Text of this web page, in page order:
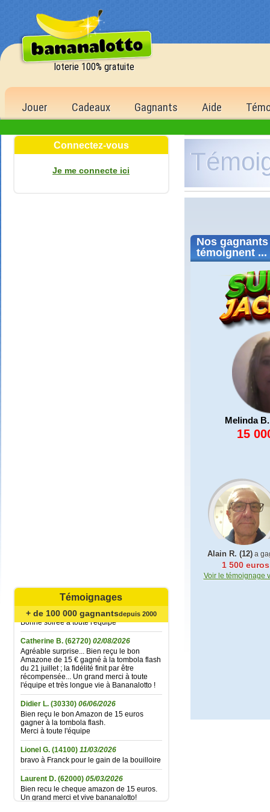
loterie 100% gratuite
Jouer Cadeaux Gagnants Aide
Connectez-vous
Je me connecte ici
Témoignages
+ de 100 000 gagnantsdepuis 2000
un grand merci pour l'envoi des 15 €
amazon gagné à la tombola flash du
30/06/2026
Bonne soirée à toute l'équipe
Catherine B.(62720) 02/08/2026
Agréable surprise... Bien reçu le bon
Amazone de 15 € gagné à la tombola flash
du 21 juillet ; la fidélité finit par être
récompensée... Un grand merci à toute
l'équipe et très longue vie à Bananalotto !
Didier L.(30330) 06/06/2026
Bien reçu le bon Amazon de 15 euros
gagner à la tombola flash.
Merci à toute l'équipe
Lionel G.(14100) 11/03/2026
bravo à Franck pour le gain de la bouilloire
Laurent D.(62000) 05/03/2026
Bien recu le cheque amazon de 15 euros.
Un grand merci et vive bananalotto!
Nos gagnants
témoignent ...
Melinda
15
Alain R. (12)a
1 500 euros
Voir le témoignage